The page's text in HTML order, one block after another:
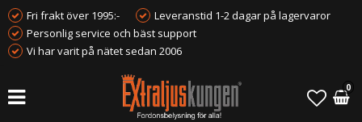
Fri frakt över 1995:-
Leveranstid 1-2 dagar på lagervaror
Personlig service och bäst support
Vi har varit på nätet sedan 2006
0